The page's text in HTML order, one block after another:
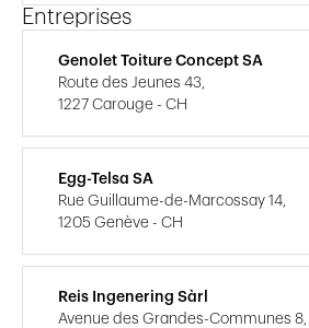
Entreprises
Genolet Toiture Concept SA
Route des Jeunes 43,
1227 Carouge - CH
Egg-Telsa SA
Rue Guillaume-de-Marcossay 14,
1205 Genève - CH
Reis Ingenering Sàrl
Avenue des Grandes-Communes 8,